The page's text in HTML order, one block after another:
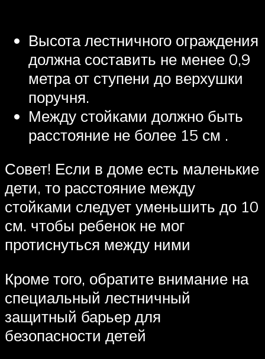
Высота лестничного ограждения
должна составить не менее 0,9
метра от ступени до верхушки
поручня.
Между стойками должно быть
расстояние не более 15 см .
Совет! Если в доме есть маленькие
дети, то расстояние между
стойками следует уменьшить до 10
см. чтобы ребенок не мог
протиснуться между ними
Кроме того, обратите внимание на
специальный лестничный
защитный барьер для
безопасности детей